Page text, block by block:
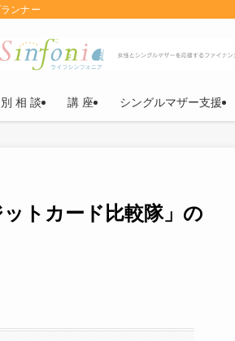
ンナー
相 談 講 座 シングルマザー支援
トカード比較隊」の